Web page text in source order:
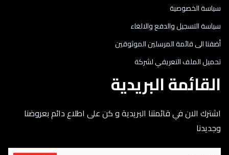
سياسة الخصوصية
سياسة التسجيل والدفع والالغاء
أضفنا الى قائمة المرسلين الموثوقين
تحميل الملف التعريفي لشركة
القائمة البريدية
اشترك الان في قائمتنا البريدية و كن على اطلاع دائم بعروضنا
وجديدنا